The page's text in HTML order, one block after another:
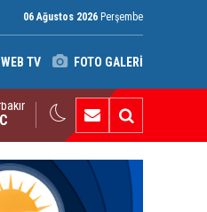
06 Ağustos 2026 Perşembe
WEB TV FOTO GALERİ
yasası uygulanacak